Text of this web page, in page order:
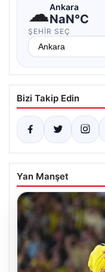
☁Ankara
NaN°C
ŞEHIR SEÇ
Bizi Takip Edin
Yan Manşet